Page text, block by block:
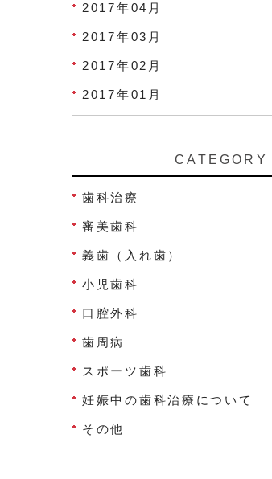
2017年04月
2017年03月
2017年02月
2017年01月
CATEGORY
歯科治療
審美歯科
義歯（入れ歯）
小児歯科
口腔外科
歯周病
スポーツ歯科
妊娠中の歯科治療について
その他